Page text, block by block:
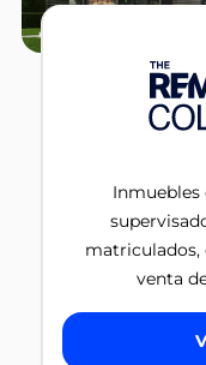
matriculados,
venta